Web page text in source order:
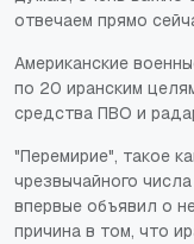
отвечаем прямо
Американские
по 20 иранским
средства ПВО и
"Перемирие", такое
чрезвычайного
впервые объявил о
причина в том, что